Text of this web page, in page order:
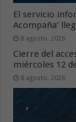
El servicio
Acompaña’
8 agosto, 2026
Cierre del
miércoles 12
8 agosto, 2026